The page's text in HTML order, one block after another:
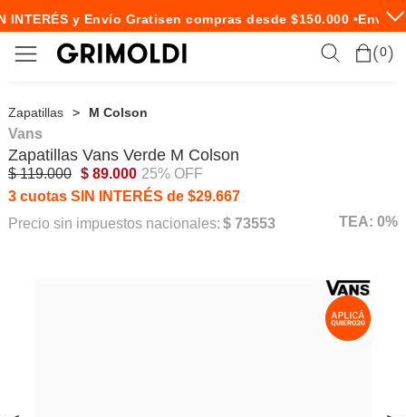
INTERÉS y Envío Gratisen compras desde $150.000 • Envío
0
Zapatillas M Colson
Vans
Zapatillas Vans Verde M Colson
$ 119.000 $ 89.000 25% OFF
3 cuotas SIN INTERÉS de $29.667
Precio sin impuestos nacionales: $ 73553 TEA: 0%